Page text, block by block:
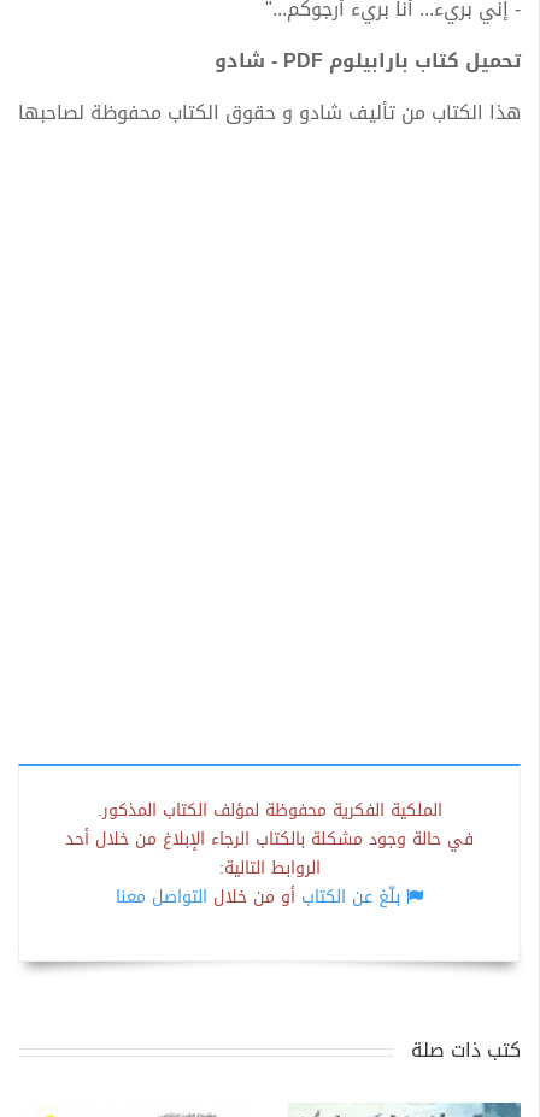
- إني بريء... أنا بريء أرجوكم..."
تحميل كتاب بارابيلوم PDF - شادو
هذا الكتاب من تأليف شادو و حقوق الكتاب محفوظة لصاحبها
الملكية الفكرية محفوظة لمؤلف الكتاب المذكور.
في حالة وجود مشكلة بالكتاب الرجاء الإبلاغ من خلال أحد
الروابط التالية:
بلّغ عن الكتاب أو من خلال التواصل معنا
كتب ذات صلة